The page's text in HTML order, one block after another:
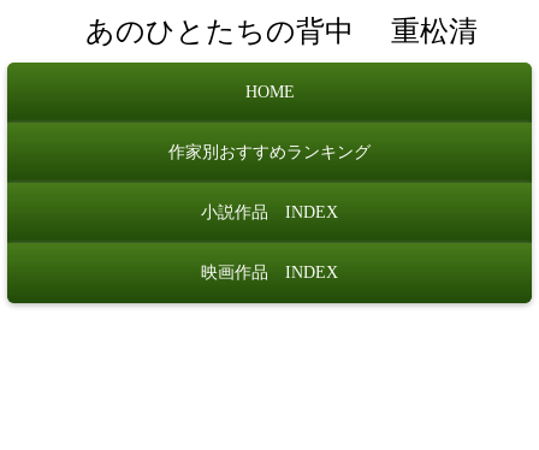
あのひとたちの背中 重松清
HOME
作家別おすすめランキング
小説作品 INDEX
映画作品 INDEX